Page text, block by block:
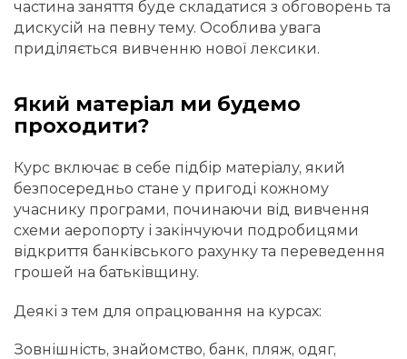
частина заняття буде складатися з обговорень та
дискусій на певну тему. Особлива увага
приділяється вивченню нової лексики.
Який матеріал ми будемо
проходити?
Курс включає в себе підбір матеріалу, який
безпосередньо стане у пригоді кожному
учаснику програми, починаючи від вивчення
схеми аеропорту і закінчуючи подробицями
відкриття банківського рахунку та переведення
грошей на батьківщину.
Деякі з тем для опрацювання на курсах:
Зовнішність, знайомство, банк, пляж, одяг,